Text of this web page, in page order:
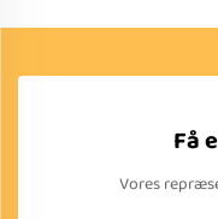
Få
Vores